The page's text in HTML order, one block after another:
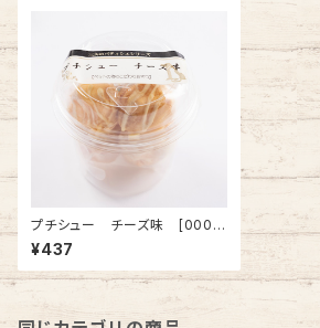
プチシュー チーズ味 [0007
36]
¥437